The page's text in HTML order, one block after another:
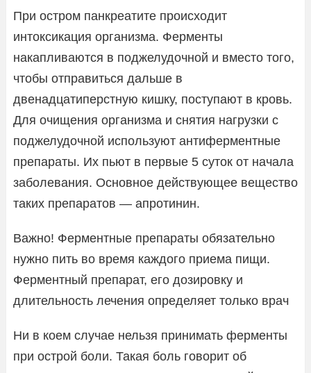
При остром панкреатите происходит
интоксикация организма. Ферменты
накапливаются в поджелудочной и вместо того,
чтобы отправиться дальше в
двенадцатиперстную кишку, поступают в кровь.
Для очищения организма и снятия нагрузки с
поджелудочной используют антиферментные
препараты. Их пьют в первые 5 суток от начала
заболевания. Основное действующее вещество
таких препаратов — апротинин.
Важно! Ферментные препараты обязательно
нужно пить во время каждого приема пищи.
Ферментный препарат, его дозировку и
длительность лечения определяет только врач
Ни в коем случае нельзя принимать ферменты
при острой боли. Такая боль говорит об